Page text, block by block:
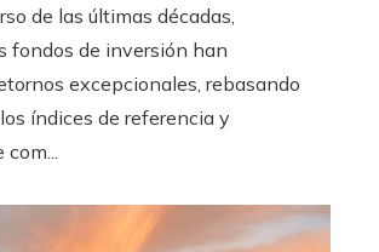
de las últimas décadas,
fondos de inversión han
excepcionales, rebasando
índices de referencia y